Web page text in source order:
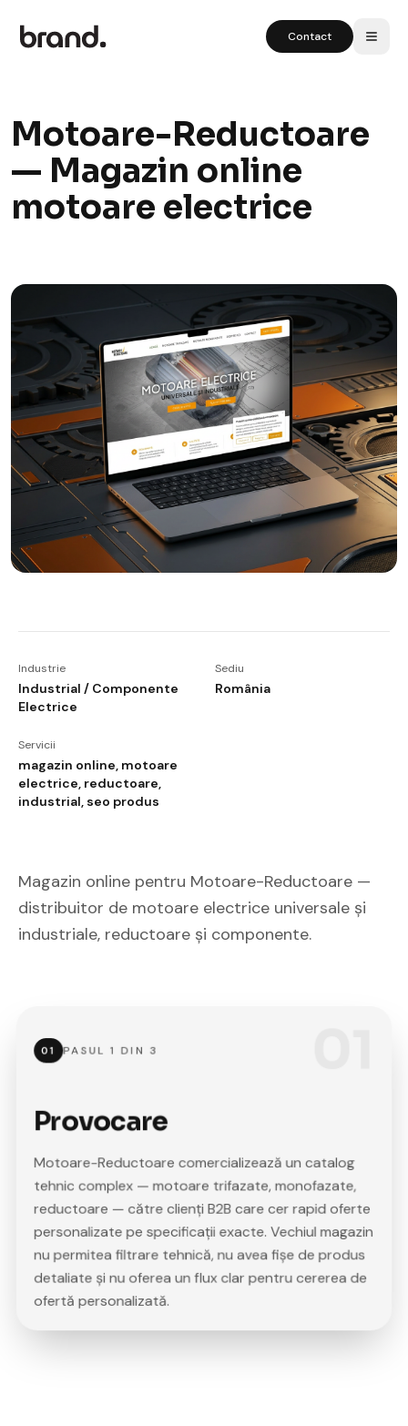
Contact
Motoare-Reductoare
— Magazin online
motoare electrice
Industrie
Industrial / Componente
Electrice
Sediu
România
Servicii
magazin online, motoare
electrice, reductoare,
industrial, seo produs
Magazin online pentru Motoare-Reductoare —
distribuitor de motoare electrice universale și
industriale, reductoare și componente.
01 PASUL1 DIN 3
Provocare
Motoare-Reductoare comercializează un catalog
tehnic complex — motoare trifazate, monofazate,
reductoare — către clienți B2B care cer rapid oferte
personalizate pe specificații exacte. Vechiul magazin
nu permitea filtrare tehnică, nu avea fișe de produs
detaliate și nu oferea un flux clar pentru cererea de
ofertă personalizată.